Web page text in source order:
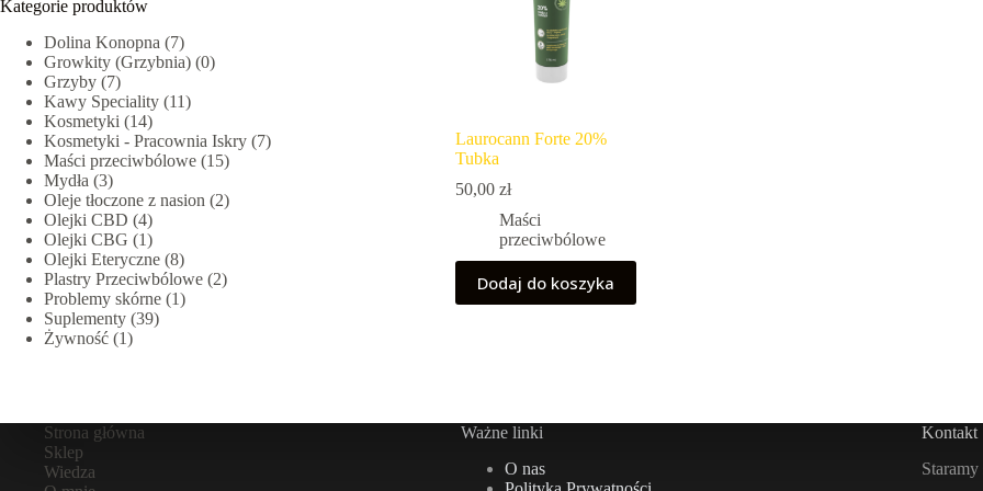
Laurocann Forte 20%
Tubka
50,00 zł
Maści
przeciwbólowe
Dodaj do koszyka
Kategorie produktów
Dolina Konopna (7)
Growkity (Grzybnia) (0)
Grzyby (7)
Kawy Speciality (11)
Kosmetyki (14)
Kosmetyki - Pracownia Iskry (7)
Maści przeciwbólowe (15)
Mydła (3)
Oleje tłoczone z nasion (2)
Olejki CBD (4)
Olejki CBG (1)
Olejki Eteryczne (8)
Plastry Przeciwbólowe (2)
Problemy skórne (1)
Suplementy (39)
Żywność (1)
Strona główna
Sklep
Wiedza
Ważne linki
O nas
Kontakt